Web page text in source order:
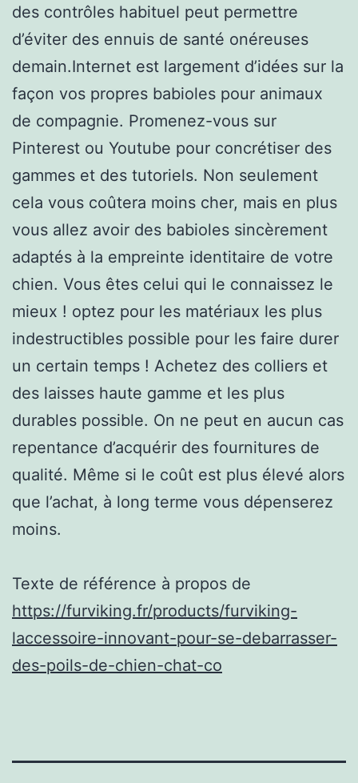
des contrôles habituel peut permettre
d’éviter des ennuis de santé onéreuses
demain.Internet est largement d’idées sur la
façon vos propres babioles pour animaux
de compagnie. Promenez-vous sur
Pinterest ou Youtube pour concrétiser des
gammes et des tutoriels. Non seulement
cela vous coûtera moins cher, mais en plus
vous allez avoir des babioles sincèrement
adaptés à la empreinte identitaire de votre
chien. Vous êtes celui qui le connaissez le
mieux ! optez pour les matériaux les plus
indestructibles possible pour les faire durer
un certain temps ! Achetez des colliers et
des laisses haute gamme et les plus
durables possible. On ne peut en aucun cas
repentance d’acquérir des fournitures de
qualité. Même si le coût est plus élevé alors
que l’achat, à long terme vous dépenserez
moins.
Texte de référence à propos de
https://furviking.fr/products/furviking-
laccessoire-innovant-pour-se-debarrasser-
des-poils-de-chien-chat-co